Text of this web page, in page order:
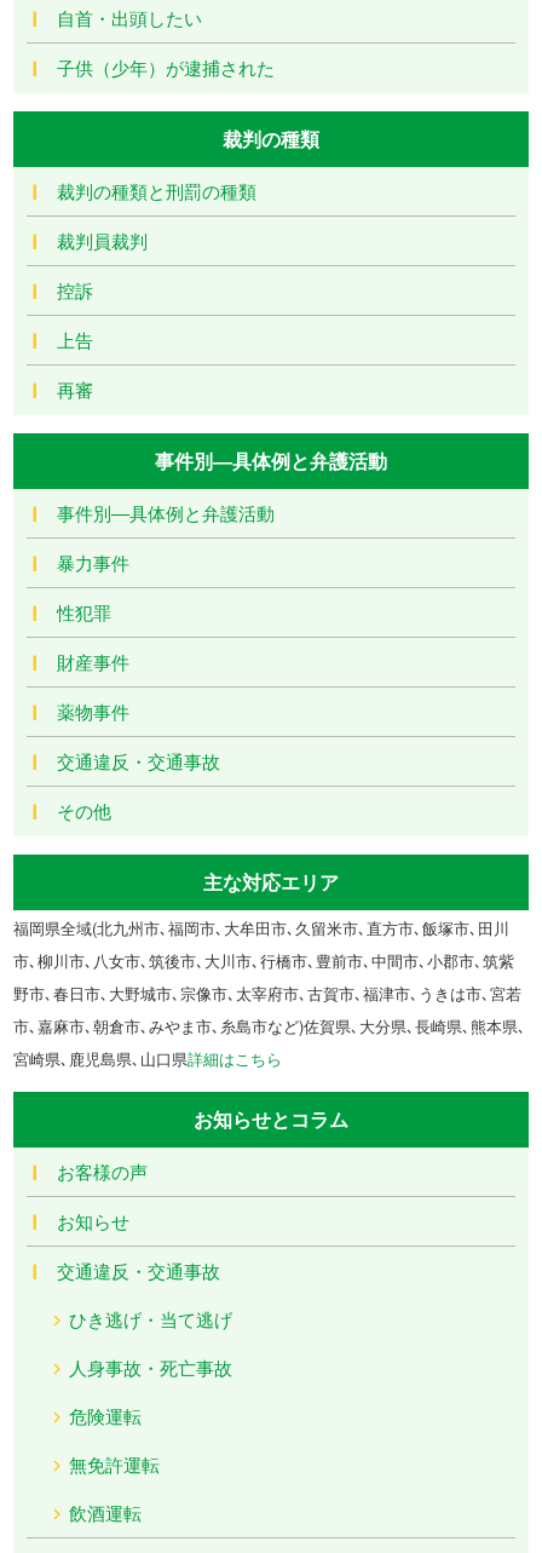
自首・出頭したい
子供（少年）が逮捕された
裁判の種類
裁判の種類と刑罰の種類
裁判員裁判
控訴
上告
再審
事件別―具体例と弁護活動
事件別―具体例と弁護活動
暴力事件
性犯罪
財産事件
薬物事件
交通違反・交通事故
その他
主な対応エリア
福岡県全域(北九州市､福岡市､大牟田市､久留米市､直方市､飯塚市､田川
市､柳川市､八女市､筑後市､大川市､行橋市､豊前市､中間市､小郡市､筑紫
野市､春日市､大野城市､宗像市､太宰府市､古賀市､福津市､うきは市､宮若
市､嘉麻市､朝倉市､みやま市､糸島市など)佐賀県､大分県､長崎県､熊本県､
宮崎県､鹿児島県､山口県詳細はこちら
お知らせとコラム
お客様の声
お知らせ
交通違反・交通事故
ひき逃げ・当て逃げ
人身事故・死亡事故
危険運転
無免許運転
飲酒運転